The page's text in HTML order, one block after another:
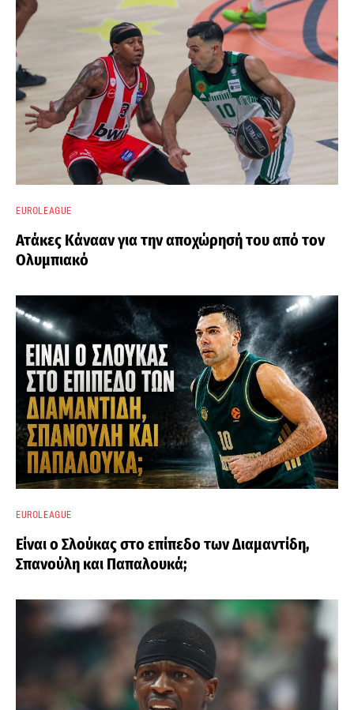
EUROLEAGUE
Ατάκες Κάνααν για την αποχώρησή του από τον
Ολυμπιακό
EUROLEAGUE
Είναι ο Σλούκας στο επίπεδο των Διαμαντίδη,
Σπανούλη και Παπαλουκά;